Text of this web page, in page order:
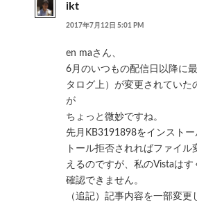
ikt
2017年7月12日 5:01 PM
en maさん、
6月のいつもの配信日以降に
タログ上）が変更されていた
が
ちょっと微妙ですね。
先月KB3191898をインスト
トール拒否されればファイ
えるのですが、私のVistaは
確認できません。
（追記）記事内容を一部変更